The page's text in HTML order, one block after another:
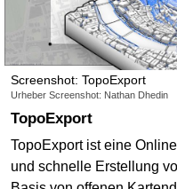
Screenshot: TopoExport
Urheber Screenshot: Nathan Dhedin
TopoExport
TopoExport ist eine
und schnelle Erstellung